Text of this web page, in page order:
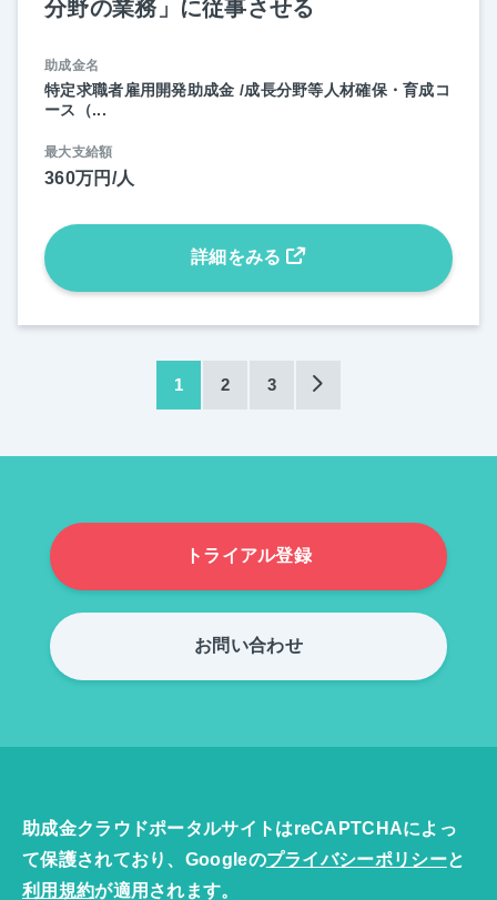
分野の業務」に従事させる
助成金名
特定求職者雇用開発助成金 /成長分野等人材確保・育成コ
ース（...
最大支給額
360万円/人
詳細をみる
1 2 3
トライアル登録
お問い合わせ
助成金クラウドポータルサイトはreCAPTCHAによっ
て保護されており、Googleのプライバシーポリシーと
利用規約が適用されます。